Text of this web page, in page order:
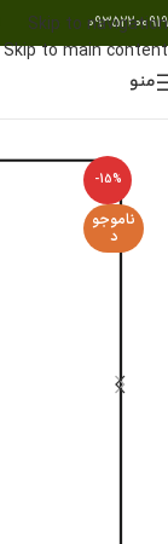
Skip to navigation
Skip to main content
09352200919 ارسال به سراسر کشور 🚚
منو
-15%
ناموجو
د